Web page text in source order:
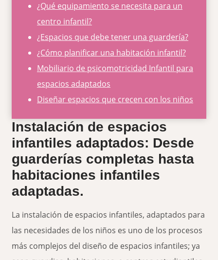
¿Qué equipamiento se necesita para un
centro infantil?
¿Espacios que debe tener una guardería?
¿Cómo planificar una habitación infantil?
Mobiliario de psicomotricidad Infantil para
espacios adaptados
Diseñar espacios que crecen con los niños
Instalación de espacios
infantiles adaptados: Desde
guarderías completas hasta
habitaciones infantiles
adaptadas.
La instalación de espacios infantiles, adaptados para
las necesidades de los niños es uno de los procesos
más complejos del diseño de espacios infantiles; ya